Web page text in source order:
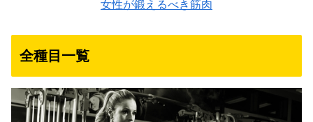
女性が鍛えるべき筋肉
全種目一覧